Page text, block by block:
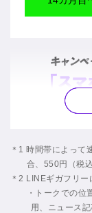
基本料
データ容量
＊1 時間帯によって
合、550円（税
＊2 LINEギガフリー
・トークでの
用、ニュース